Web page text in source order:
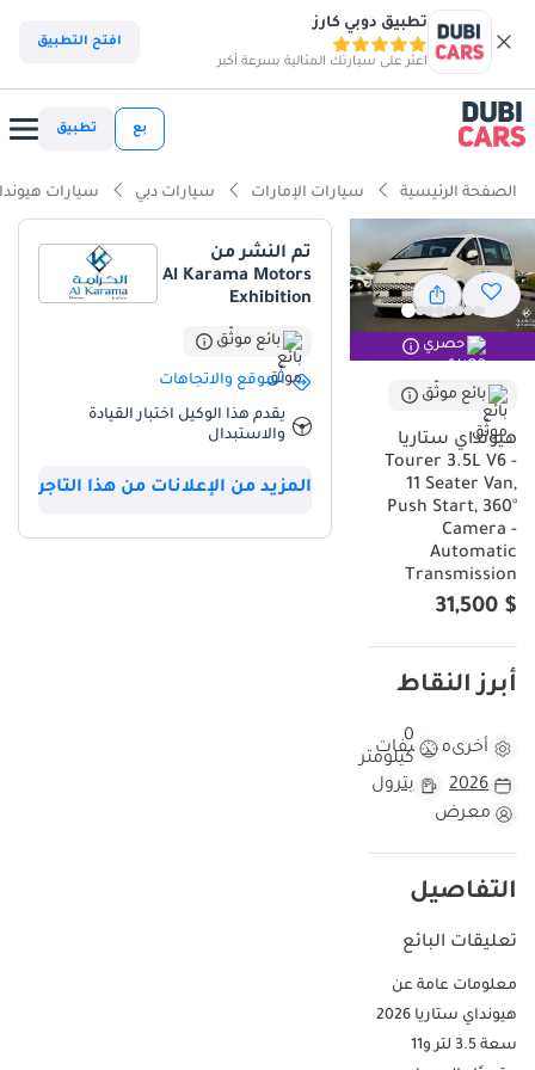
تطبيق دوبي كارز
اعثر على سيارتك المثالية بسرعة أكبر
افتح التطبيق
بع تطبيق
الصفحة الرئيسية سيارات الإمارات سيارات دبي سيارات
حصري
بائع موثّق
هيونداي ستاريا
Tourer 3.5L V6 -
11 Seater Van,
Push Start, 360°
Camera -
Automatic
Transmission
$ 31,500
أبرز النقاط
أخرىمواصفات
0
كيلومتر
2026
بترول
معرض
التفاصيل
تعليقات البائع
معلومات عامة عن
هيونداي ستاريا 2026
سعة 3.5 لتر و11
تم النشر من
Al Karama Motors
Exhibition
بائع موثّق
الموقع والاتجاهات
يقدم هذا الوكيل اختبار القيادة
والاستبدال
المزيد من الإعلانات من هذا التاجر